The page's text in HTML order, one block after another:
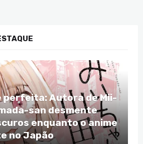
perfeita: Autora de Mii-
san desmente
enquanto o anime
no Japão